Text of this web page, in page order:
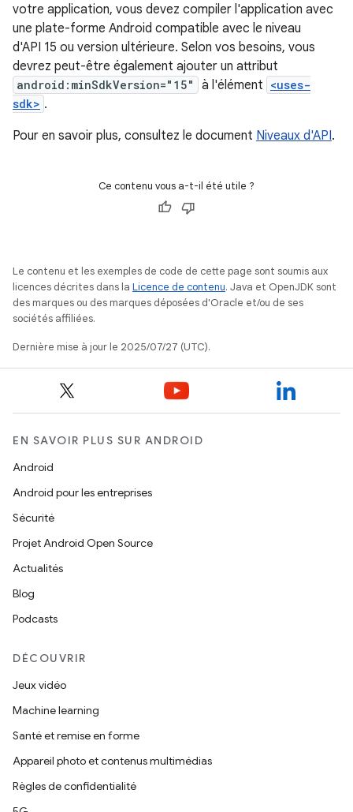
votre application, vous devez compiler l'application avec
une plate-forme Android compatible avec le niveau
d'API 15 ou version ultérieure. Selon vos besoins, vous
devrez peut-être également ajouter un attribut
android:minSdkVersion="15" à l'élément <uses-
sdk> .
Pour en savoir plus, consultez le document Niveaux d'API.
Ce contenu vous a-t-il été utile ?
Le contenu et les exemples de code de cette page sont soumis aux
licences décrites dans la Licence de contenu. Java et OpenJDK sont
des marques ou des marques déposées d'Oracle et/ou de ses
sociétés affiliées.
Dernière mise à jour le 2025/07/27 (UTC).
EN SAVOIR PLUS SUR ANDROID
Android
Android pour les entreprises
Sécurité
Projet Android Open Source
Actualités
Blog
Podcasts
DÉCOUVRIR
Jeux vidéo
Machine learning
Santé et remise en forme
Appareil photo et contenus multimédias
Règles de confidentialité